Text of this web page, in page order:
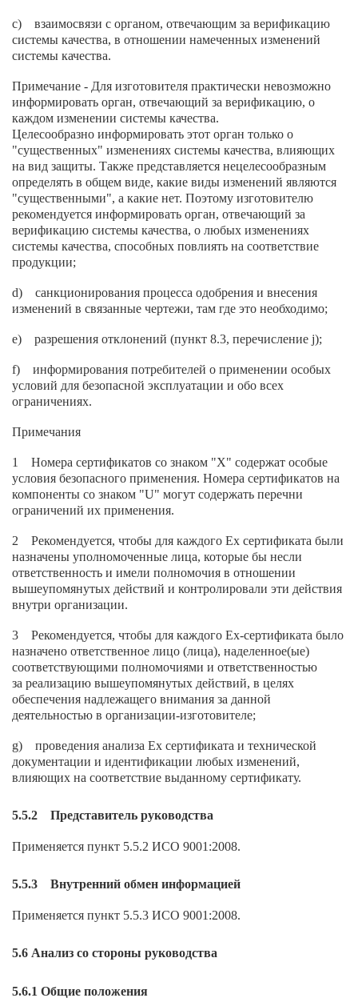
c) взаимосвязи с органом, отвечающим за верификацию
системы качества, в отношении намеченных изменений
системы качества.
Примечание - Для изготовителя практически невозможно
информировать орган, отвечающий за верификацию, о
каждом изменении системы качества.
Целесообразно информировать этот орган только о
"существенных" изменениях системы качества, влияющих
на вид защиты. Также представляется нецелесообразным
определять в общем виде, какие виды изменений являются
"существенными", а какие нет. Поэтому изготовителю
рекомендуется информировать орган, отвечающий за
верификацию системы качества, о любых изменениях
системы качества, способных повлиять на соответствие
продукции;
d) санкционирования процесса одобрения и внесения
изменений в связанные чертежи, там где это необходимо;
e) разрешения отклонений (пункт 8.3, перечисление j);
f) информирования потребителей о применении особых
условий для безопасной эксплуатации и обо всех
ограничениях.
Примечания
1 Номера сертификатов со знаком "X" содержат особые
условия безопасного применения. Номера сертификатов на
компоненты со знаком "U" могут содержать перечни
ограничений их применения.
2 Рекомендуется, чтобы для каждого Ех сертификата были
назначены уполномоченные лица, которые бы несли
ответственность и имели полномочия в отношении
вышеупомянутых действий и контролировали эти действия
внутри организации.
3 Рекомендуется, чтобы для каждого Ex-сертификата было
назначено ответственное лицо (лица), наделенное(ые)
соответствующими полномочиями и ответственностью
за реализацию вышеупомянутых действий, в целях
обеспечения надлежащего внимания за данной
деятельностью в организации-изготовителе;
g) проведения анализа Ех сертификата и технической
документации и идентификации любых изменений,
влияющих на соответствие выданному сертификату.
5.5.2 Представитель руководства
Применяется пункт 5.5.2 ИСО 9001:2008.
5.5.3 Внутренний обмен информацией
Применяется пункт 5.5.3 ИСО 9001:2008.
5.6 Анализ со стороны руководства
5.6.1 Общие положения